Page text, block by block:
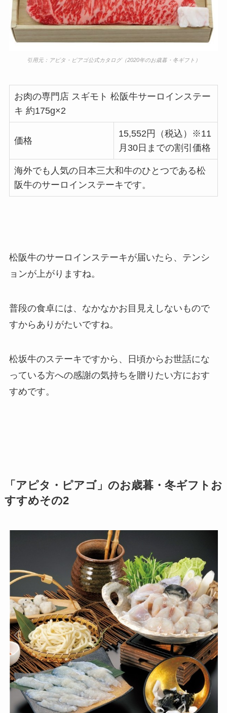
引用元：アピタ・ピアゴ公式カタログ（2020年のお歳暮・冬ギフト）
お肉の専門店 スギモト 松阪牛サーロインステー
キ 約175g×2
価格
15,552円（税込）※11
月30日までの割引価格
海外でも人気の日本三大和牛のひとつである松
阪牛のサーロインステーキです。
松阪牛のサーロインステーキが届いたら、テンシ
ョンが上がりますね。
普段の食卓には、なかなかお目見えしないもので
すからありがたいですね。
松坂牛のステーキですから、
日頃からお世話にな
っている方への感謝の気持ちを贈りたい方におす
すめです。
「アピタ・ピアゴ」のお歳暮・冬ギフトお
すすめその2